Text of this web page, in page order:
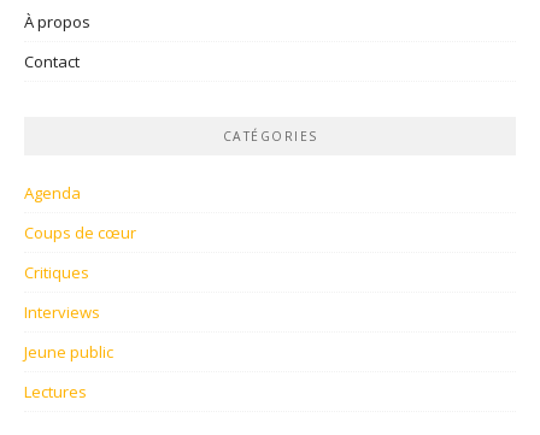
À propos
Contact
CATÉGORIES
Agenda
Coups de cœur
Critiques
Interviews
Jeune public
Lectures